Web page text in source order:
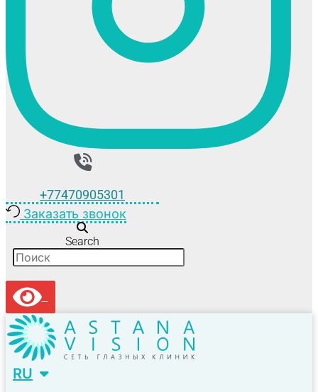
+77470905301
Заказать звонок
Search
RU